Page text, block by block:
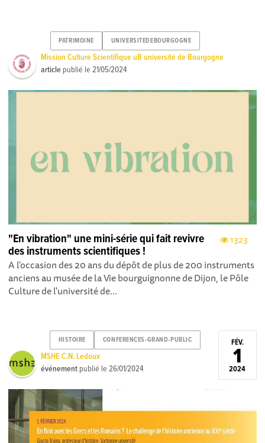
PATRIMOINE UNIVERSITEDEBOURGOGNE
Mission Culture Scientifique uB université de Bourgogne
article publié le21/05/2024
1323
"En vibration" une mini-série qui fait revivre
des instruments scientifiques !
A l'occasion des 20 ans du dépôt de plus de 200 instruments
anciens au musée de la Vie bourguignonne de Dijon, le Pôle
Culture de l'université de...
HISTOIRE CONFERENCES-GRAND-PUBLIC
MSHE C.N. Ledoux
événement publié le26/01/2024
FÉV.
1
2024